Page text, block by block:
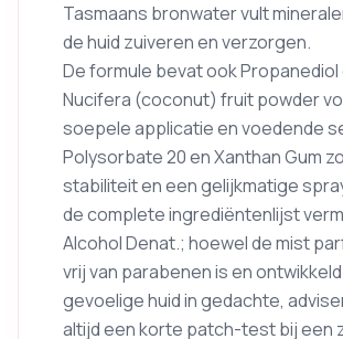
Tasmaans bronwater vult
de huid zuiveren en verzorgen.
De formule bevat ook
Nucifera (coconut) fruit powder
soepele applicatie en voedende
Polysorbate 20 en Xanthan Gum
stabiliteit en een gelijkmatige
de complete ingrediëntenlijst
Alcohol Denat.; hoewel de mist
vrij van parabenen is en
gevoelige huid in gedachte,
altijd een korte patch-test bij een